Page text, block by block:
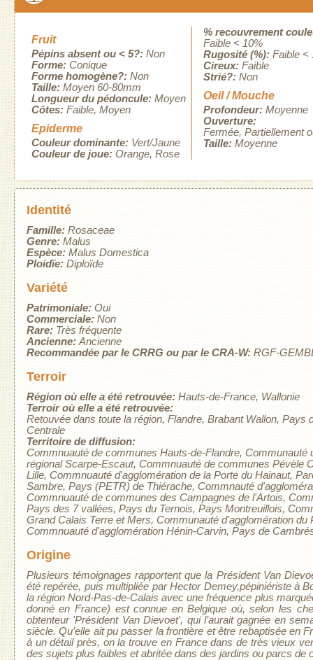
Fruit
Pépins absent ou < 5?:Non
Forme:Conique
Forme homogène?:Non
Taille:Moyen 60-80mm
Longueur du pédoncule:Moyen
Côtes:Faible Moyen
Epiderme
Couleur dominante: Vert/Jaune
Couleur de joue:Orange Rose
% recouvrement
Faible < 10%
Rugosité (%):Faible <
Cireux:Faible
Strié?:Non
Oeil / Mouche
Profondeur:Moyenne
Ouverture:
Fermée Partiellement
Taille:Moyenne
Identité
Famille: Rosaceae
Genre: Malus
Espèce: Malus Domestica
Ploidïe: Diploïde
Variété
Patrimoniale: Oui
Commerciale: Non
Rare: Très fréquente
Ancienne: Ancienne
Recommandée par le CRRG ou par le CRA-W: RGF-
Terroir
Région où elle a été retrouvée: Hauts-de-France Wallonie
Terroir où elle a été retrouvée:
Retouvée dans toute la région Flandre Brabant Wallon Pays
Centrale
Territoire de diffusion:
Commnuauté de communes Hauts-de-Flandre Communauté
régional Scarpe-Escaut Commnuauté de communes Pévèle
Lille Commnuauté d'agglomération de la Porte du Hainaut
Sambre Pays (PETR) de Thiérache Commnauté
Commnuauté de communes des Campagnes de l'Artois
Pays des 7 vallées Pays du Ternois Pays Montreuillois
Grand Calais Terre et Mers Communauté d'agglomération du
Commnuauté d'agglomération Hénin-Carvin Pays de
Origine
Plusieurs témoignages rapportent que la Président Van
été repérée, puis multipliée par Hector Demey,pépiniériste à
la région Nord-Pas-de-Calais avec une fréquence plus
donné en France) est connue en Belgique où, selon les
obtenteur 'Président Van Dievoet', qui l’aurait gagnée en
siècle. Qu’elle ait pu passer la frontière et être rebaptisée en
à un détail près, on la trouve en France dans de très vieux
des sujets plus faibles et abritée dans des jardins ou parcs de